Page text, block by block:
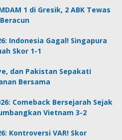
1 di Gresik, 2 ABK Tewas
Indonesia Gagal! Singapura
Skor 1-1
dan Pakistan Sepakati
Bersama
Comeback Bersejarah Sejak
Vietnam 3-2
Kontroversi VAR! Skor